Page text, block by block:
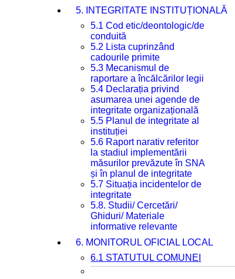
5. INTEGRITATE INSTITUȚIONALĂ
5.1 Cod etic/deontologic/de
conduită
5.2 Lista cuprinzând
cadourile primite
5.3 Mecanismul de
raportare a încălcărilor legii
5.4 Declarația privind
asumarea unei agende de
integritate organizațională
5.5 Planul de integritate al
instituției
5.6 Raport narativ referitor
la stadiul implementării
măsurilor prevăzute în SNA
și în planul de integritate
5.7 Situația incidentelor de
integritate
5.8. Studii/ Cercetări/
Ghiduri/ Materiale
informative relevante
6. MONITORUL OFICIAL LOCAL
6.1 STATUTUL COMUNEI